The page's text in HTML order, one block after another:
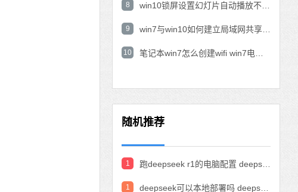
8
9
10
随机推荐
1
1